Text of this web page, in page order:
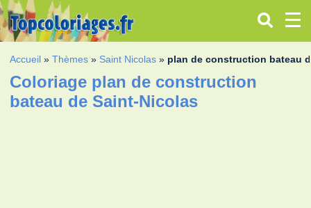
Accueil »Thèmes » Saint Nicolas » plan de construction bateau
Coloriage plan de construction
bateau de Saint-Nicolas